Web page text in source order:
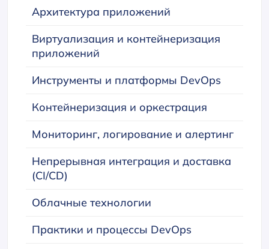
Архитектура приложений
Виртуализация и контейнеризация
приложений
Инструменты и платформы DevOps
Контейнеризация и оркестрация
Мониторинг, логирование и алертинг
Непрерывная интеграция и доставка
(CI/CD)
Облачные технологии
Практики и процессы DevOps